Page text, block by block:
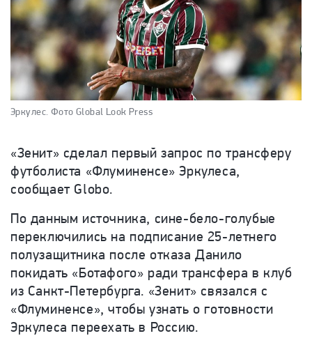
Эркулес. Фото Global Look Press
«Зенит» сделал первый запрос по трансферу
футболиста «Флуминенсе» Эркулеса,
сообщает Globo.
По данным источника, сине-бело-голубые
переключились на подписание 25-летнего
полузащитника после отказа Данило
покидать «Ботафого» ради трансфера в клуб
из Санкт-Петербурга. «Зенит» связался с
«Флуминенсе», чтобы узнать о готовности
Эркулеса переехать в Россию.